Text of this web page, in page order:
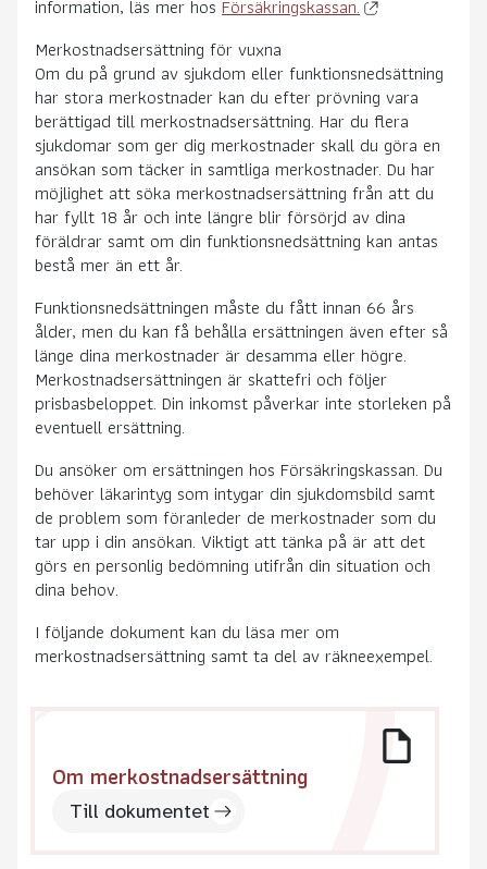
information, läs mer hos Försäkringskassan.
Merkostnadsersättning för vuxna
Om du på grund av sjukdom eller funktionsnedsättning
har stora merkostnader kan du efter prövning vara
berättigad till merkostnadsersättning. Har du flera
sjukdomar som ger dig merkostnader skall du göra en
ansökan som täcker in samtliga merkostnader. Du har
möjlighet att söka merkostnadsersättning från att du
har fyllt 18 år och inte längre blir försörjd av dina
föräldrar samt om din funktionsnedsättning kan antas
bestå mer än ett år.
Funktionsnedsättningen måste du fått innan 66 års
ålder, men du kan få behålla ersättningen även efter så
länge dina merkostnader är desamma eller högre.
Merkostnadsersättningen är skattefri och följer
prisbasbeloppet. Din inkomst påverkar inte storleken på
eventuell ersättning.
Du ansöker om ersättningen hos Försäkringskassan. Du
behöver läkarintyg som intygar din sjukdomsbild samt
de problem som föranleder de merkostnader som du
tar upp i din ansökan. Viktigt att tänka på är att det
görs en personlig bedömning utifrån din situation och
dina behov.
I följande dokument kan du läsa mer om
merkostnadsersättning samt ta del av räkneexempel.
Om merkostnadsersättning
Till dokumentet